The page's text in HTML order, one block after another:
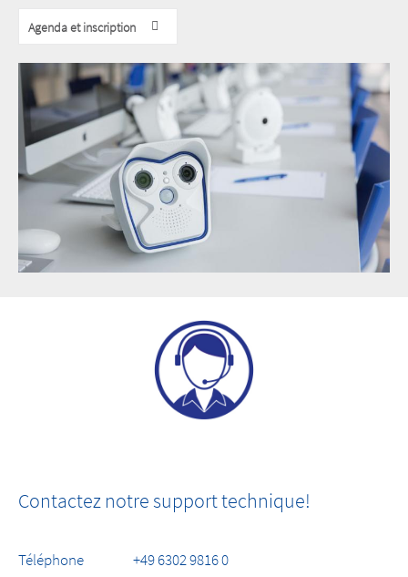
Agenda et inscription
Contactez notre support technique!
Téléphone +49 6302 9816 0